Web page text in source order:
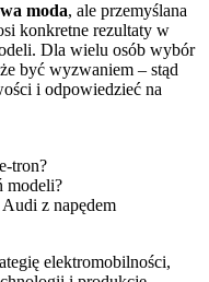
moda, ale przemyślana
konkretne rezultaty w
Dla wielu osób wybór
być wyzwaniem – stąd
i odpowiedzieć na
tron?
modeli?
z napędem
elektromobilności,